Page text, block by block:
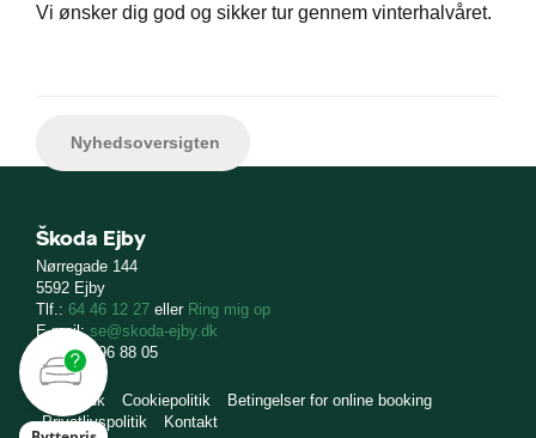
Vi ønsker dig god og sikker tur gennem vinterhalvåret.
Nyhedsoversigten
Škoda Ejby
Nørregade 144
5592 Ejby
Tlf.: 64 46 12 27 eller Ring mig op
E-mail:se@skoda-ejby.dk
CVR: 11 96 88 05
skoda.dk Cookiepolitik
Betingelser for online booking
Privatlivspolitik
Kontakt